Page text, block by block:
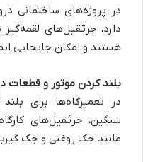
در پروژه‌های ساختمانی
دارد، جرثقیل‌های لقمه‌گیر
هستند و امکان جابجایی
بلند کردن موتور و قطعات
در تعمیرگاه‌ها برای
سنگین، جرثقیل‌های
مانند جک روغنی و جک